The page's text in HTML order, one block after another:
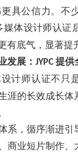
具公信力。不
媒体设计师认证
有底气，显著提
发展：JYPC提供
计师认证不只
涯的长效成长体
系，循序渐进引
商业短片制作、